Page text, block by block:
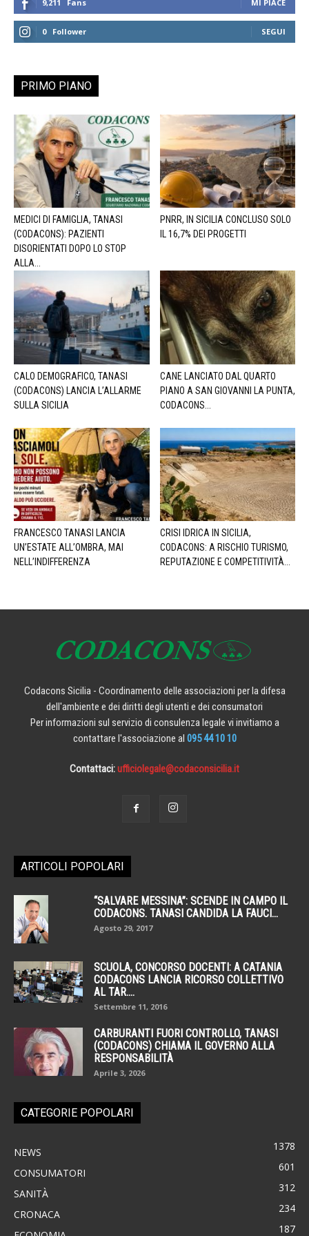
9,211 Fans MI PIACE
0 Follower SEGUI
PRIMO PIANO
MEDICI DI FAMIGLIA, TANASI
(CODACONS): PAZIENTI
DISORIENTATI DOPO LO STOP
ALLA...
PNRR, IN SICILIA CONCLUSO SOLO
IL 16,7% DEI PROGETTI
CALO DEMOGRAFICO, TANASI
(CODACONS) LANCIA L’ALLARME
SULLA SICILIA
CANE LANCIATO DAL QUARTO
PIANO A SAN GIOVANNI LA PUNTA,
CODACONS...
FRANCESCO TANASI LANCIA
UN’ESTATE ALL’OMBRA, MAI
NELL’INDIFFERENZA
CRISI IDRICA IN SICILIA,
CODACONS: A RISCHIO TURISMO,
REPUTAZIONE E COMPETITIVITÀ...
Codacons Sicilia - Coordinamento delle associazioni per la difesa
dell'ambiente e dei diritti degli utenti e dei consumatori
Per informazioni sul servizio di consulenza legale vi invitiamo a
contattare l'associazione al 095 44 10 10
Contattaci:ufficiolegale@codaconsicilia.it
ARTICOLI POPOLARI
“SALVARE MESSINA”: SCENDE IN CAMPO IL
CODACONS. TANASI CANDIDA LA FAUCI...
Agosto 29, 2017
SCUOLA, CONCORSO DOCENTI: A CATANIA
CODACONS LANCIA RICORSO COLLETTIVO
AL TAR....
Settembre 11, 2016
CARBURANTI FUORI CONTROLLO, TANASI
(CODACONS) CHIAMA IL GOVERNO ALLA
RESPONSABILITÀ
Aprile 3, 2026
CATEGORIE POPOLARI
NEWS 1378
CONSUMATORI 601
SANITÀ 312
CRONACA 234
187